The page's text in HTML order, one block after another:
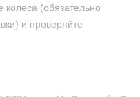
колеса (обязательно
и проверяйте